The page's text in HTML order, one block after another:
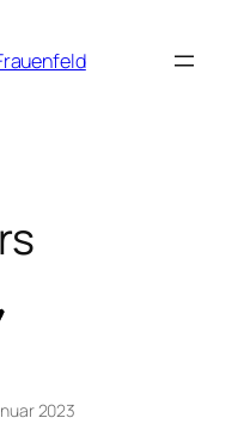
2023